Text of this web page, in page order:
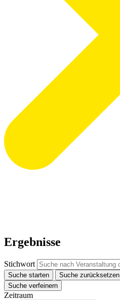
Ergebnisse
Stichwort
Suche starten
Suche zurücksetzen
Suche verfeinern
Zeitraum